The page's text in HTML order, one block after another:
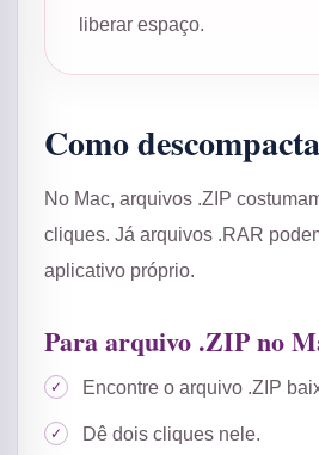
liberar espaço.
Como
No Mac, arquivos .ZIP
cliques. Já arquivos .RAR
aplicativo próprio.
Para arquivo .ZIP no
Encontre o arquivo .ZIP
Dê dois cliques nele.